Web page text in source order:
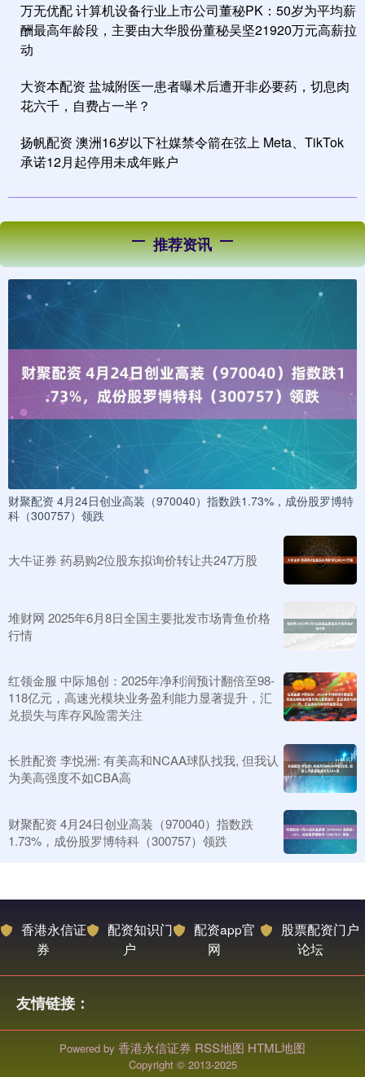
万无优配 计算机设备行业上市公司董秘PK：50岁为平均薪
酬最高年龄段，主要由大华股份董秘吴坚21920万元高薪拉
动
大资本配资 盐城附医一患者曝术后遭开非必要药，切息肉
花六千，自费占一半？
扬帆配资 澳洲16岁以下社媒禁令箭在弦上 Meta、TikTok
承诺12月起停用未成年账户
推荐资讯
财聚配资 4月24日创业高装（970040）指数跌1.73%，成份股罗博特
科（300757）领跌
大牛证券 药易购2位股东拟询价转让共247万股
堆财网 2025年6月8日全国主要批发市场青鱼价格
行情
红领金服 中际旭创：2025年净利润预计翻倍至98-
118亿元，高速光模块业务盈利能力显著提升，汇
兑损失与库存风险需关注
长胜配资 李悦洲: 有美高和NCAA球队找我, 但我认
为美高强度不如CBA高
财聚配资 4月24日创业高装（970040）指数跌
1.73%，成份股罗博特科（300757）领跌
香港永信证
券
配资知识门
户
配资app官
网
股票配资门户
论坛
友情链接：
Powered by 香港永信证券 RSS地图 HTML地图
Copyright © 2013-2025